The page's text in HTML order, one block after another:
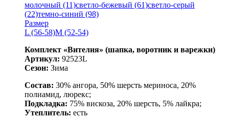
молочный (11)светло-бежевый (61)светло-серый
(22)темно-синий (98)
Размер
L (56-58)M (52-54)
Комплект «Вителия» (шапка, воротник и варежки)
Артикул: 92523L
Сезон: Зима
Состав: 30% ангора, 50% шерсть мериноса, 20%
полиамид, люрекс;
Подкладка: 75% вискоза, 20% шерсть, 5% лайкра;
Утеплитель: есть